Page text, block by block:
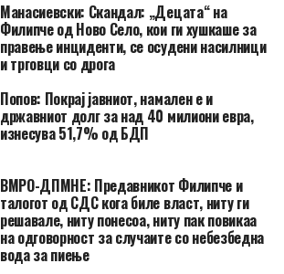
Манасиевски: Скандал: „Децата“ на
Филипче од Ново Село, кои ги хушкаше за
правење инциденти, се осудени насилници
и трговци со дрога
Попов: Покрај јавниот, намален е и
државниот долг за над 40 милиони евра,
изнесува 51,7% од БДП
ВМРО-ДПМНЕ: Предавникот Филипче и
талогот од СДС кога биле власт, ниту ги
решавале, ниту понесоа, ниту пак повикаа
на одговорност за случаите со небезбедна
вода за пиење